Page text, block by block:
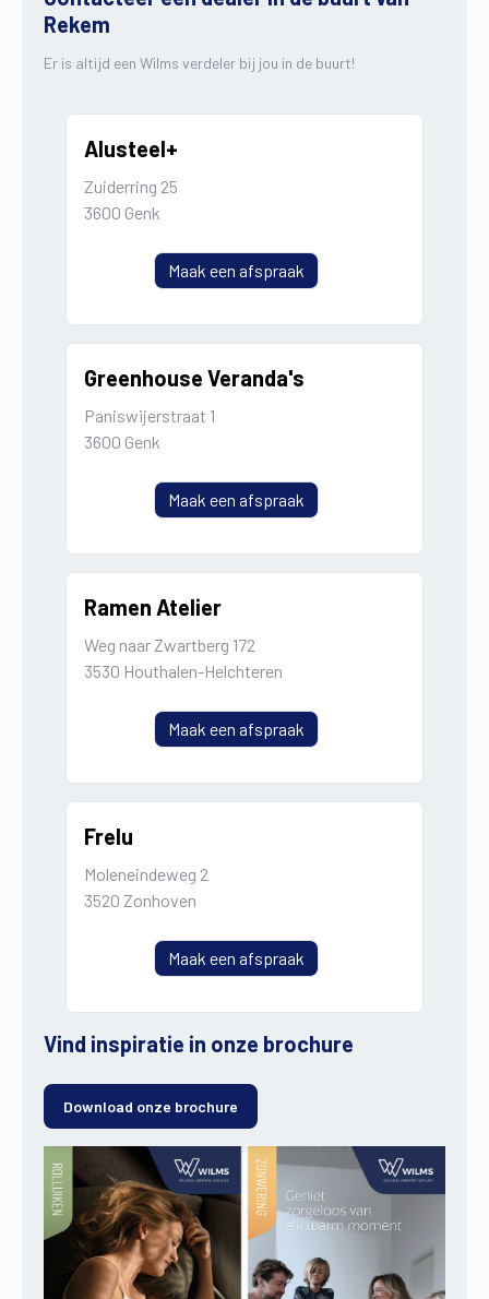
Rekem
Er is altijd een Wilms verdeler bij jou in de buurt!
Alusteel+
Zuiderring 25
3600 Genk
Maak een afspraak
Greenhouse Veranda's
Paniswijerstraat 1
3600 Genk
Maak een afspraak
Ramen Atelier
Weg naar Zwartberg 172
3530 Houthalen-Helchteren
Maak een afspraak
Frelu
Moleneindeweg 2
3520 Zonhoven
Maak een afspraak
Vind inspiratie in onze brochure
Download onze brochure